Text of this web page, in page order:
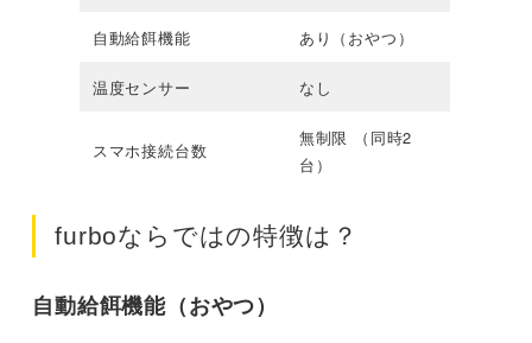
自動給餌機能 あり（おやつ）
温度センサー なし
スマホ接続台数
無制限 （同時2
台）
furboならではの特徴は？
自動給餌機能（おやつ）